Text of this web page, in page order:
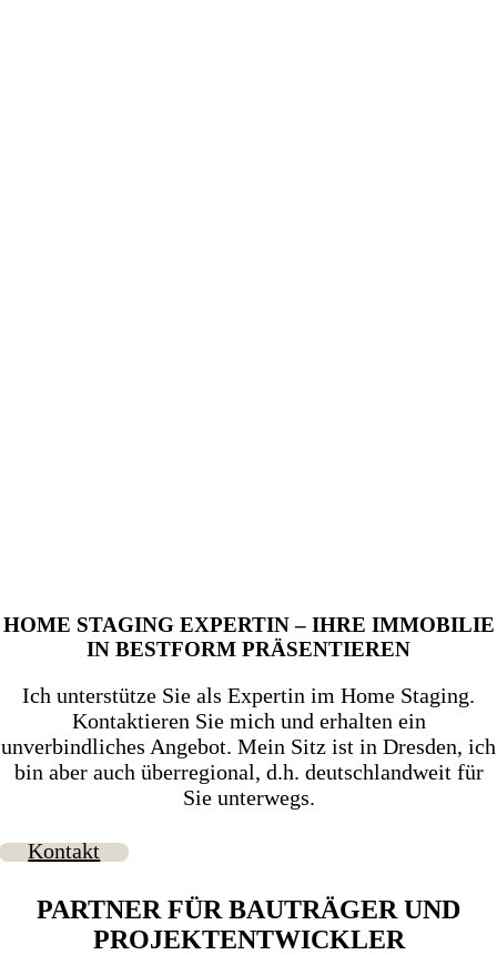
HOME STAGING EXPERTIN – IHRE IMMOBILIE
IN BESTFORM PRÄSENTIEREN
Ich unterstütze Sie als Expertin im Home Staging.
Kontaktieren Sie mich und erhalten ein
unverbindliches Angebot. Mein Sitz ist in Dresden, ich
bin aber auch überregional, d.h. deutschlandweit für
Sie unterwegs.
Kontakt
PARTNER FÜR BAUTRÄGER UND
PROJEKTENTWICKLER